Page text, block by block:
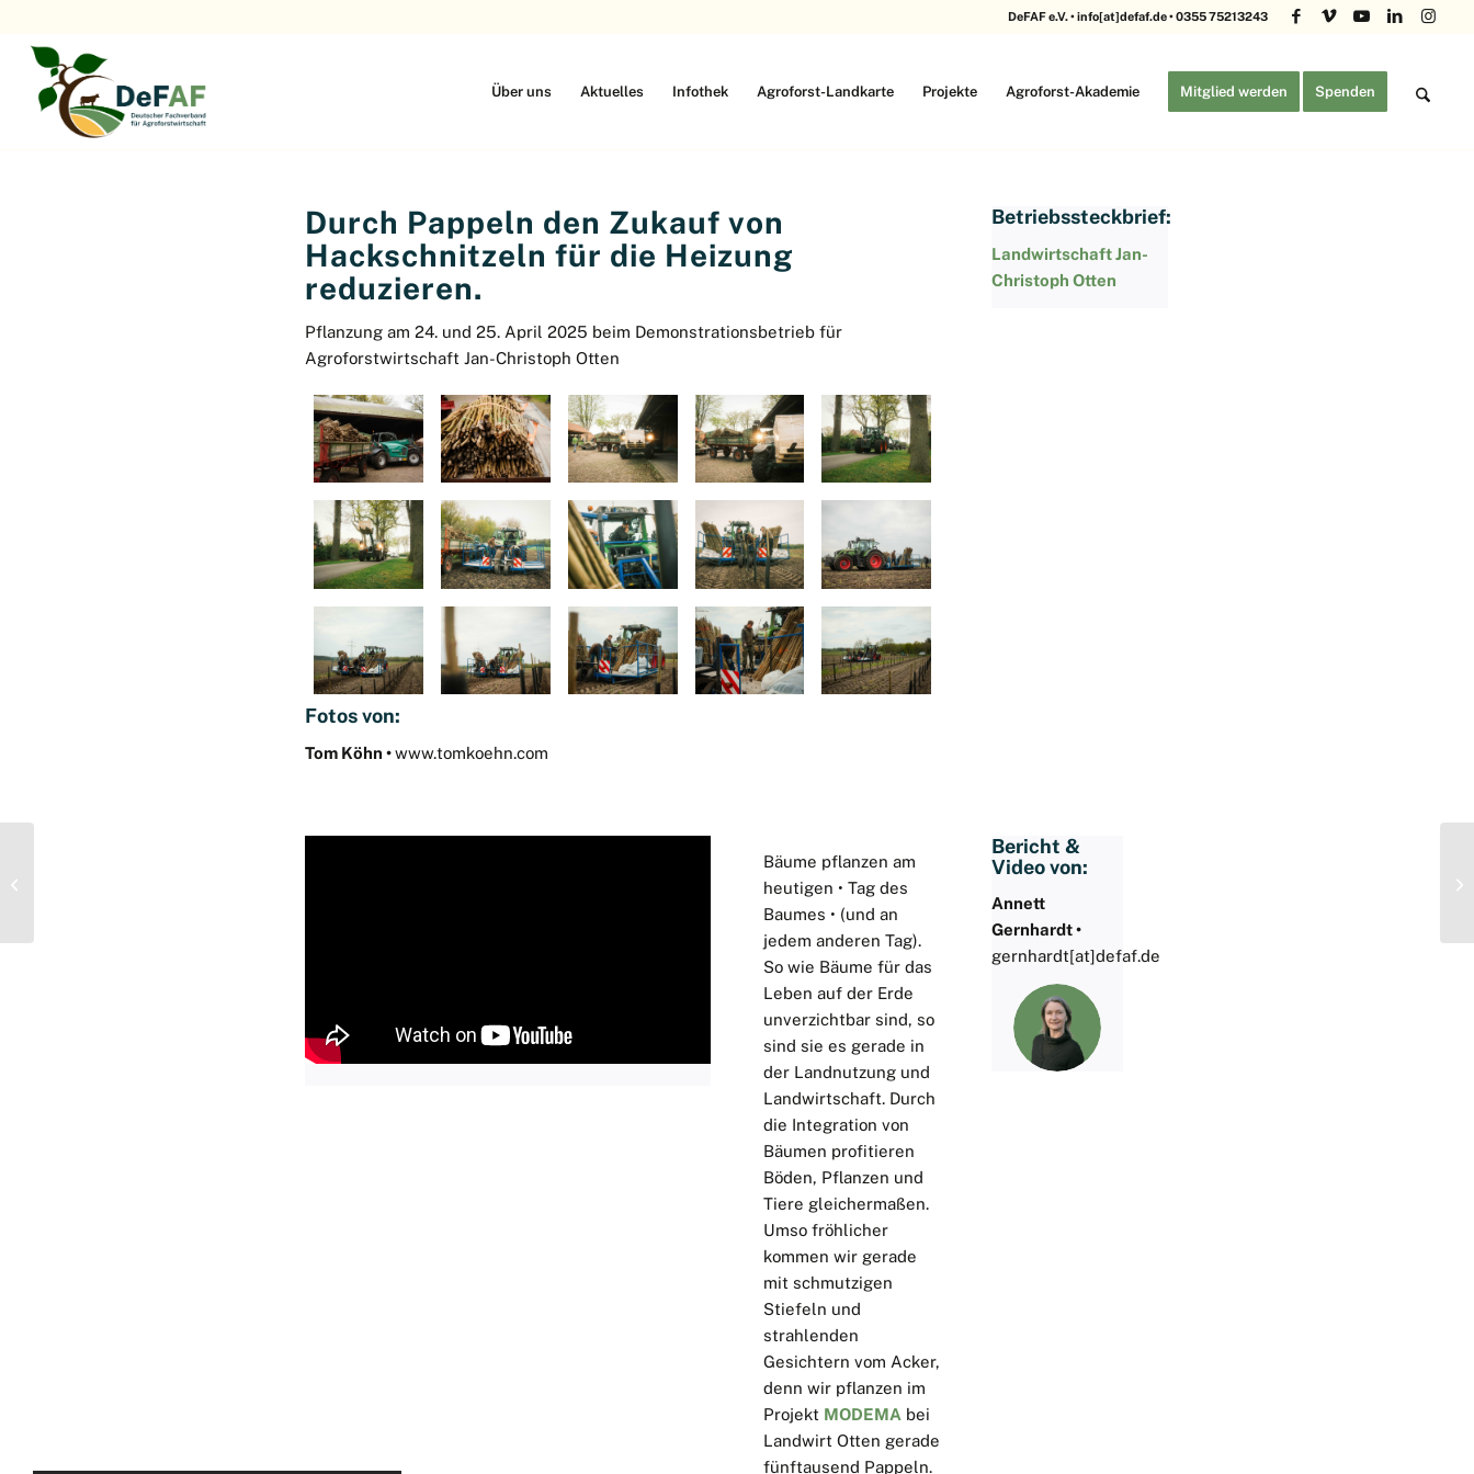
DeFAF e.V. • info[at]defaf.de • 0355 75213243
Über uns Aktuelles Infothek Agroforst-Landkarte Projekte Agroforst-Akademie Mitglied werden Spenden
Durch Pappeln den Zukauf von
Hackschnitzeln für die Heizung
reduzieren.
Pflanzung am 24. und 25. April 2025 beim Demonstrationsbetrieb für
Agroforstwirtschaft Jan-Christoph Otten
Fotos von:
Tom Köhn •www.tomkoehn.com
Betriebssteckbrief:
Landwirtschaft Jan-
Christoph Otten
Bäume pflanzen am
heutigen • Tag des
Baumes • (und an
jedem anderen Tag).
So wie Bäume für das
Leben auf der Erde
unverzichtbar sind, so
sind sie es gerade in
der Landnutzung und
Landwirtschaft. Durch
die Integration von
Bäumen profitieren
Böden, Pflanzen und
Tiere gleichermaßen.
Umso fröhlicher
kommen wir gerade
mit schmutzigen
Stiefeln und
strahlenden
Gesichtern vom Acker,
denn wir pflanzen im
Projekt MODEMA bei
Landwirt Otten gerade
fünftausend Pappeln.
Bericht &
Video von:
Annett
Gernhardt •
gernhardt[at]defaf.de